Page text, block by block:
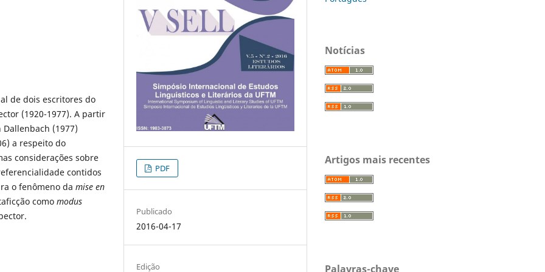
de dois escritores do
(1920-1977). A partir
(1977)
a respeito do
considerações sobre
contidos
o fenômeno da mise en
como modus
PDF
Publicado
2016-04-17
Edição
Notícias
Artigos mais recentes
Palavras-chave